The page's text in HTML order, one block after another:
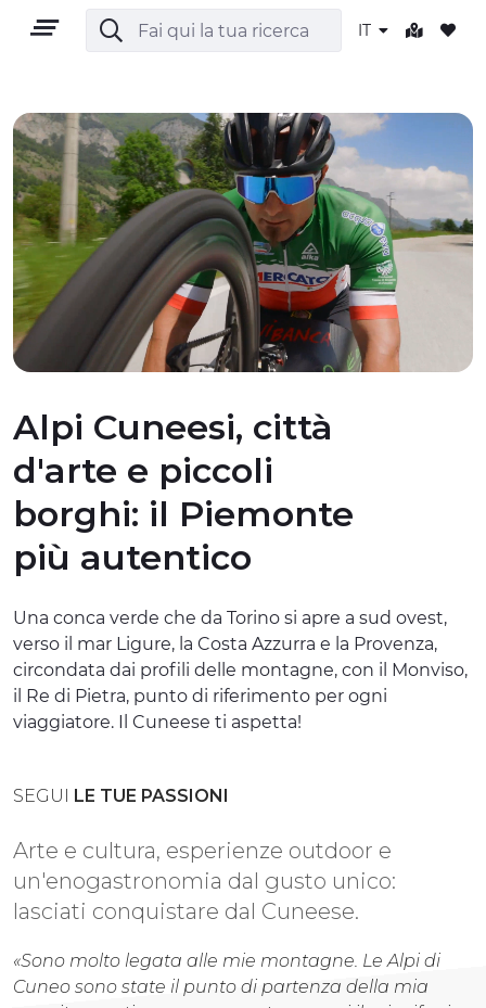
IT
TERRITORIO
OUTDOOR
CULTURA
NATURA E BENESSERE
ESPERIENZE
EVENTI
OFFERTE
ACCOGLIENZA
Alpi Cuneesi, città
d'arte e piccoli
borghi: il Piemonte
più autentico
Una conca verde che da Torino si apre a sud ovest,
verso il mar Ligure, la Costa Azzurra e la Provenza,
circondata dai profili delle montagne, con il Monviso,
il Re di Pietra, punto di riferimento per ogni
viaggiatore. Il Cuneese ti aspetta!
SEGUI LE TUE PASSIONI
Arte e cultura, esperienze outdoor e
un'enogastronomia dal gusto unico:
lasciati conquistare dal Cuneese.
«Sono molto legata alle mie montagne. Le Alpi di
Cuneo sono state il punto di partenza della mia